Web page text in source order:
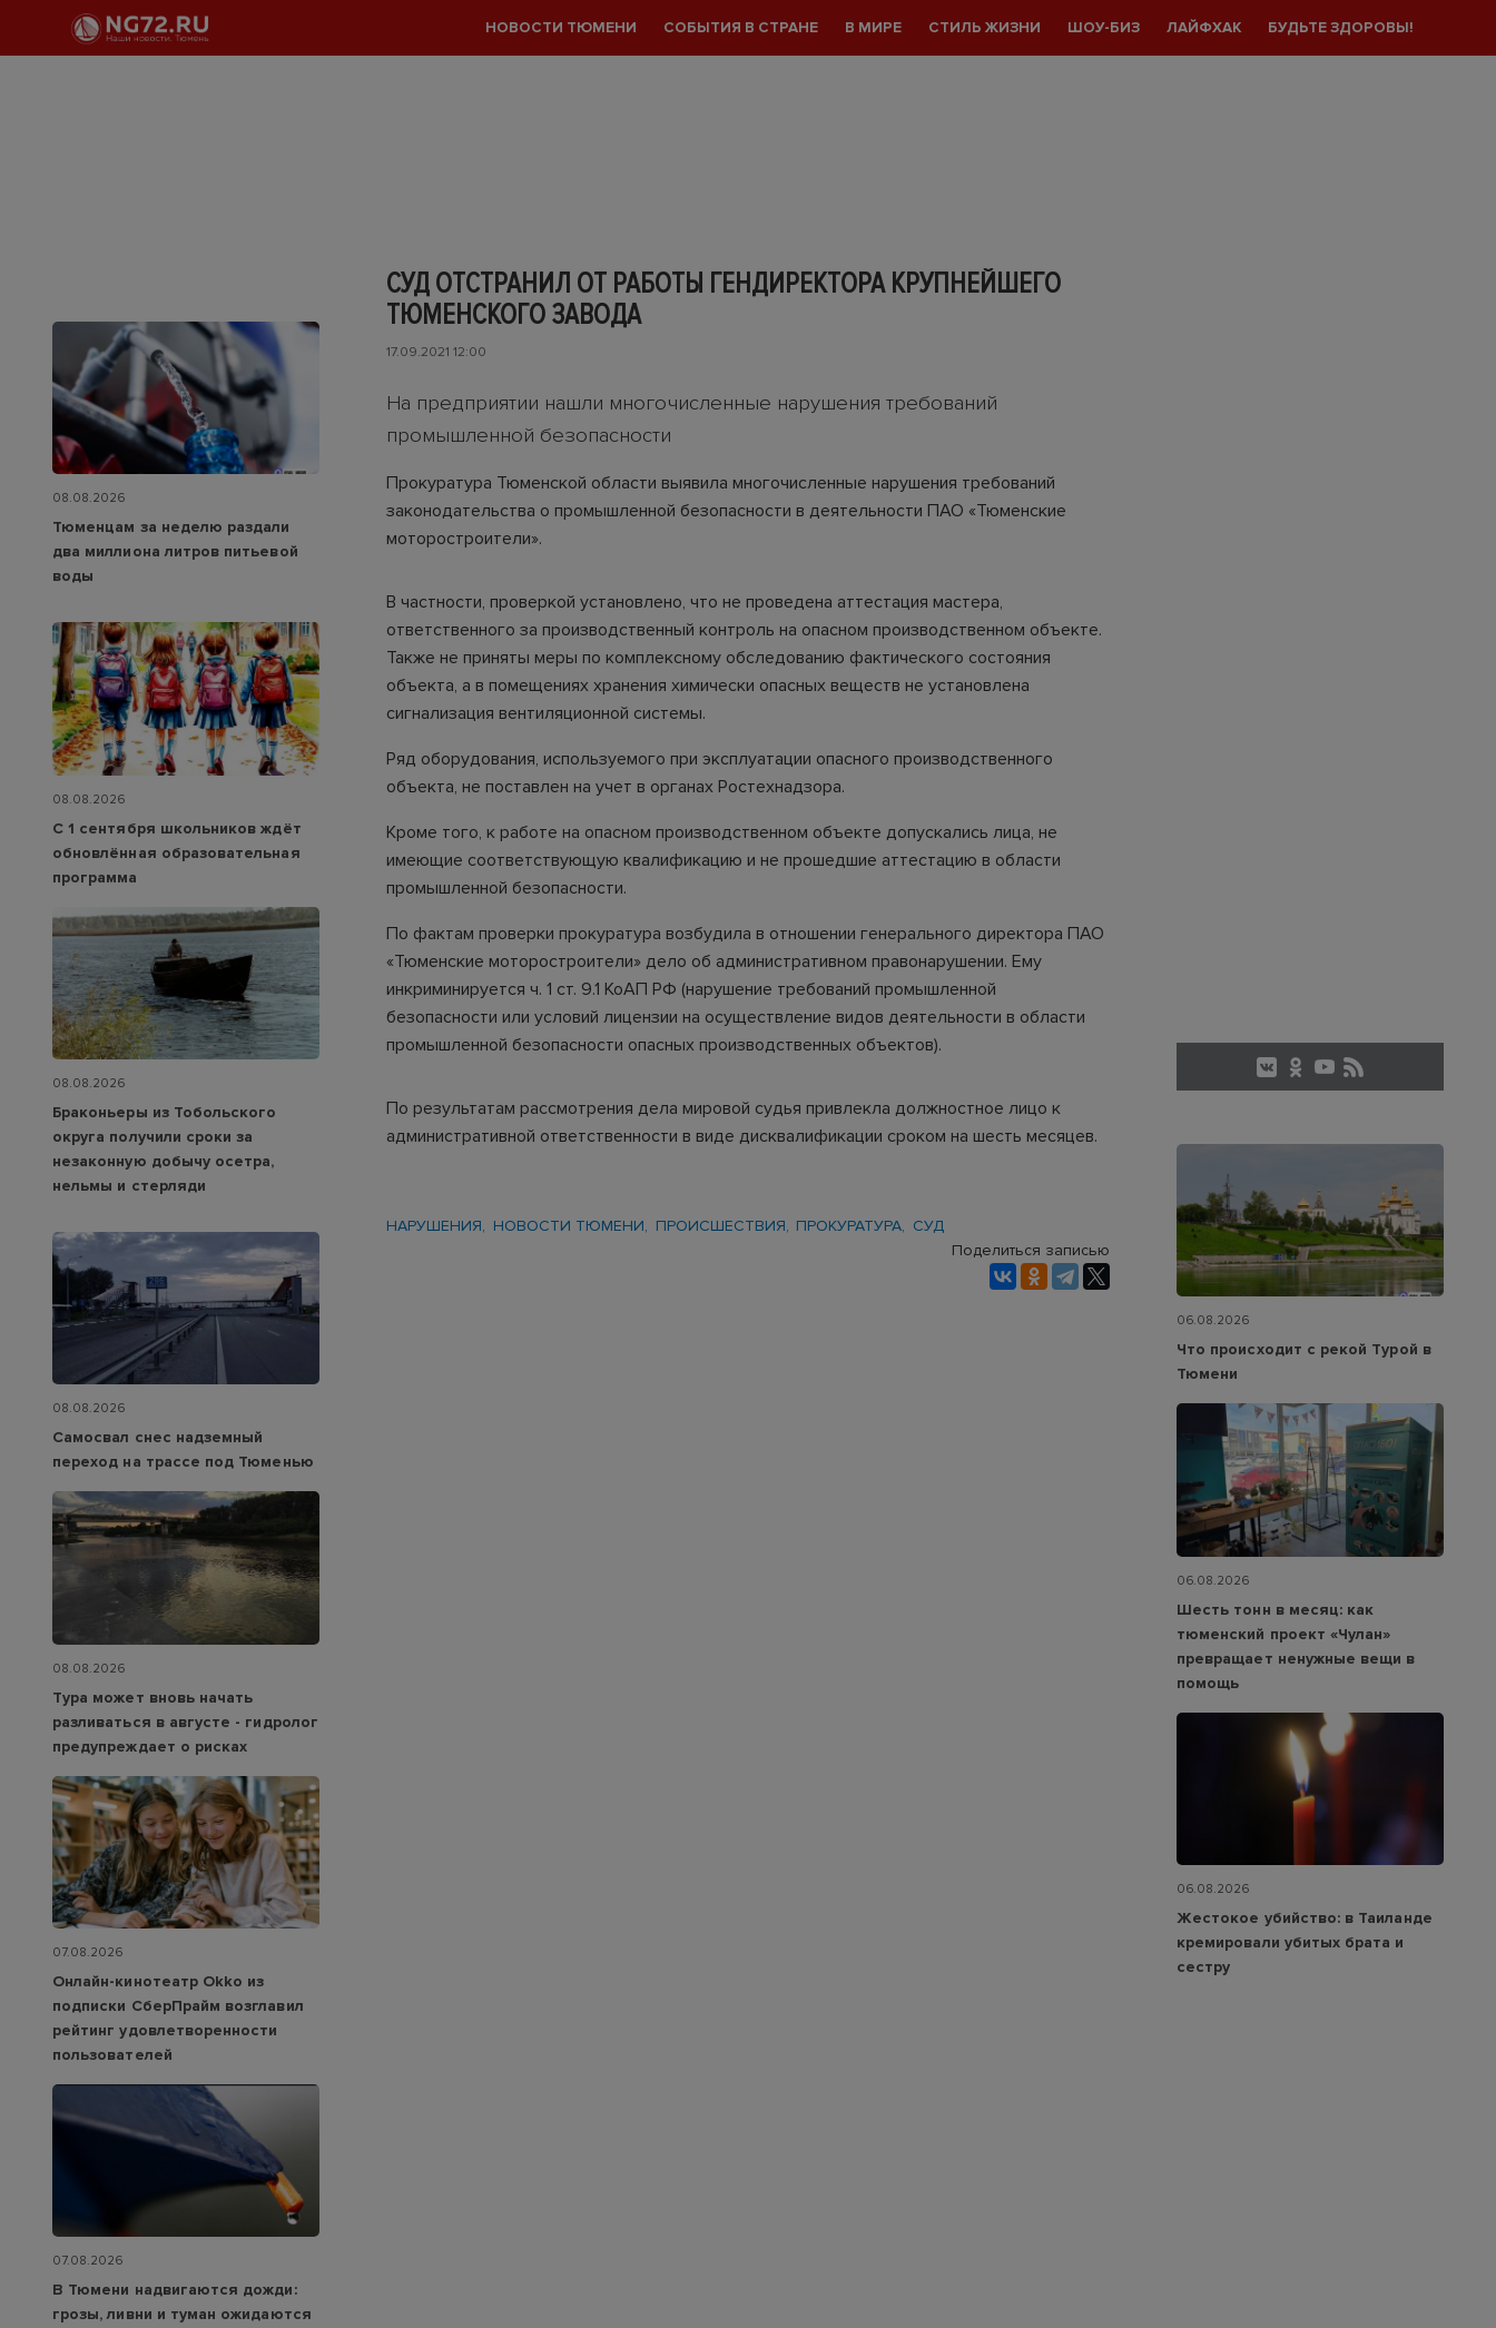
НОВОСТИ ТЮМЕНИ СОБЫТИЯ В СТРАНЕ В МИРЕ СТИЛЬ ЖИЗНИ ШОУ-БИЗ ЛАЙФХАК БУДЬТЕ ЗДОРОВЫ!
СУД ОТСТРАНИЛ ОТ РАБОТЫ ГЕНДИРЕКТОРА КРУПНЕЙШЕГО
ТЮМЕНСКОГО ЗАВОДА
17.09.2021 12:00
На предприятии нашли многочисленные нарушения требований
промышленной безопасности
Прокуратура Тюменской области выявила многочисленные нарушения требований
законодательства о промышленной безопасности в деятельности ПАО «Тюменские
моторостроители».
В частности, проверкой установлено, что не проведена аттестация мастера,
ответственного за производственный контроль на опасном производственном объекте.
Также не приняты меры по комплексному обследованию фактического состояния
объекта, а в помещениях хранения химически опасных веществ не установлена
сигнализация вентиляционной системы.
Ряд оборудования, используемого при эксплуатации опасного производственного
объекта, не поставлен на учет в органах Ростехнадзора.
Кроме того, к работе на опасном производственном объекте допускались лица, не
имеющие соответствующую квалификацию и не прошедшие аттестацию в области
промышленной безопасности.
По фактам проверки прокуратура возбудила в отношении генерального директора ПАО
«Тюменские моторостроители» дело об административном правонарушении. Ему
инкриминируется ч. 1 ст. 9.1 КоАП РФ (нарушение требований промышленной
безопасности или условий лицензии на осуществление видов деятельности в области
промышленной безопасности опасных производственных объектов).
По результатам рассмотрения дела мировой судья привлекла должностное лицо к
административной ответственности в виде дисквалификации сроком на шесть месяцев.
НАРУШЕНИЯ НОВОСТИ ТЮМЕНИ ПРОИСШЕСТВИЯ ПРОКУРАТУРА
СУД
Поделиться записью
08.08.2026
Тюменцам за неделю раздали
два миллиона литров питьевой
воды
08.08.2026
С 1 сентября школьников ждёт
обновлённая образовательная
программа
08.08.2026
Браконьеры из Тобольского
округа получили сроки за
незаконную добычу осетра,
нельмы и стерляди
08.08.2026
Самосвал снес надземный
переход на трассе под Тюменью
08.08.2026
Тура может вновь начать
разливаться в августе - гидролог
предупреждает о рисках
07.08.2026
Онлайн-кинотеатр Okko из
подписки СберПрайм возглавил
рейтинг удовлетворенности
пользователей
07.08.2026
В Тюмени надвигаются дожди:
грозы, ливни и туман ожидаются
06.08.2026
Что происходит с рекой Турой в
Тюмени
06.08.2026
Шесть тонн в месяц: как
тюменский проект «Чулан»
превращает ненужные вещи в
помощь
06.08.2026
Жестокое убийство: в Таиланде
кремировали убитых брата и
сестру